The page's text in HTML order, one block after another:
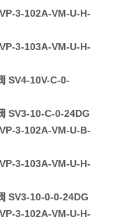
3-102A-VM-U-H-
3-103A-VM-U-H-
SV4-10V-C-0-
SV3-10-C-0-24DG
3-102A-VM-U-B-
3-103A-VM-U-H-
SV3-10-0-0-24DG
3-102A-VM-U-H-